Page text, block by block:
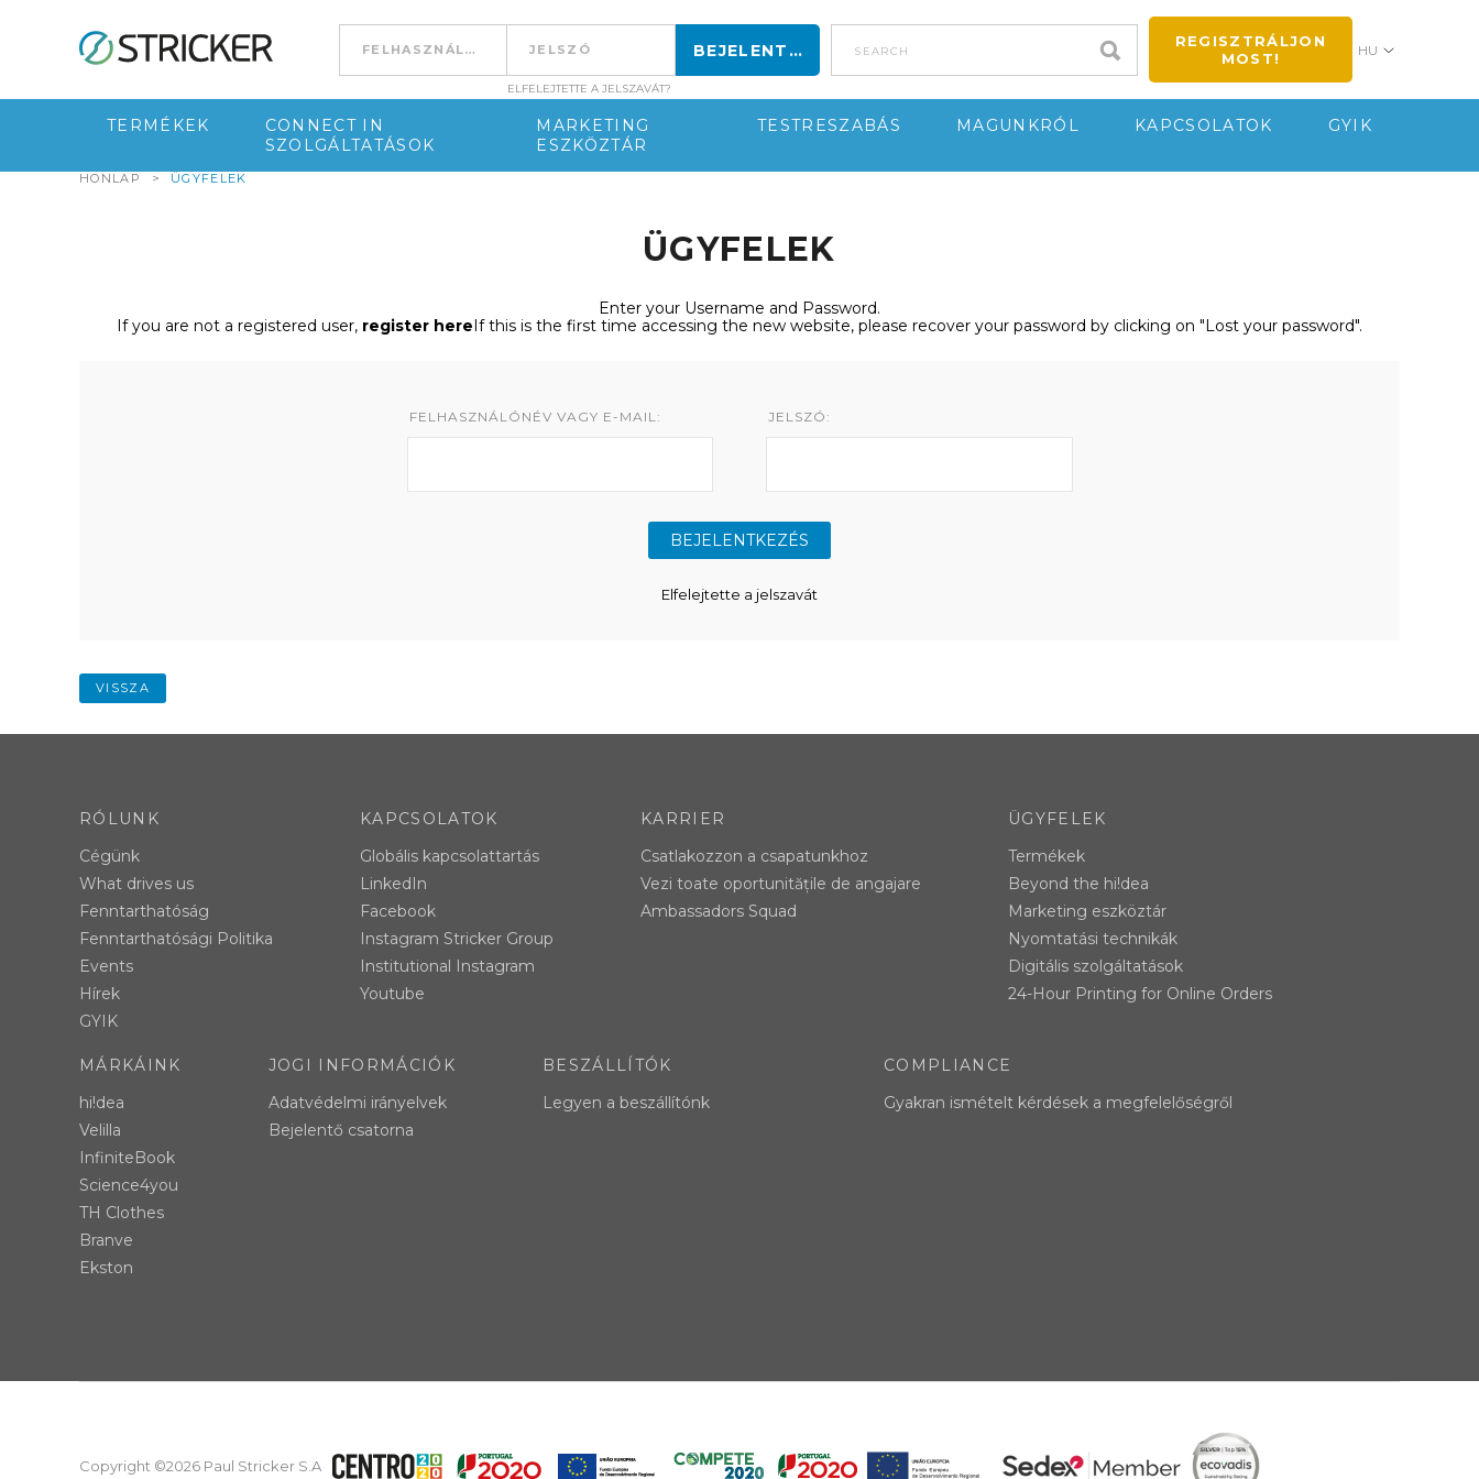
Go to content
ELFELEJTETTE A JELSZAVÁT?
search
REGISZTRÁLJON
MOST!
HU
TERMÉKEK
CONNECT IN
SZOLGÁLTATÁSOK
MARKETING
ESZKÖZTÁR
TESTRESZABÁS MAGUNKRÓL KAPCSOLATOK GYIK
HONLAP > ÜGYFELEK
ÜGYFELEK
Enter your Username and Password.
If you are not a registered user, register hereIf this is the first time accessing the new website, please recover your password by clicking on "Lost your password".
FELHASZNÁLÓNÉV VAGY E-MAIL: JELSZÓ:
Elfelejtette a jelszavát
VISSZA
RÓLUNK
Cégünk
What drives us
Fenntarthatóság
Fenntarthatósági Politika
Events
Hírek
GYIK
KAPCSOLATOK
Globális kapcsolattartás
LinkedIn
Facebook
Instagram Stricker Group
Institutional Instagram
Youtube
KARRIER
Csatlakozzon a csapatunkhoz
Vezi toate oportunitățile de angajare
Ambassadors Squad
ÜGYFELEK
Termékek
Beyond the hi!dea
Marketing eszköztár
Nyomtatási technikák
Digitális szolgáltatások
24-Hour Printing for Online Orders
MÁRKÁINK
hi!dea
Velilla
InfiniteBook
Science4you
TH Clothes
Branve
Ekston
JOGI INFORMÁCIÓK
Adatvédelmi irányelvek
Bejelentő csatorna
BESZÁLLÍTÓK
Legyen a beszállítónk
COMPLIANCE
Gyakran ismételt kérdések a megfelelőségről
Copyright ©2026 Paul Stricker S.A